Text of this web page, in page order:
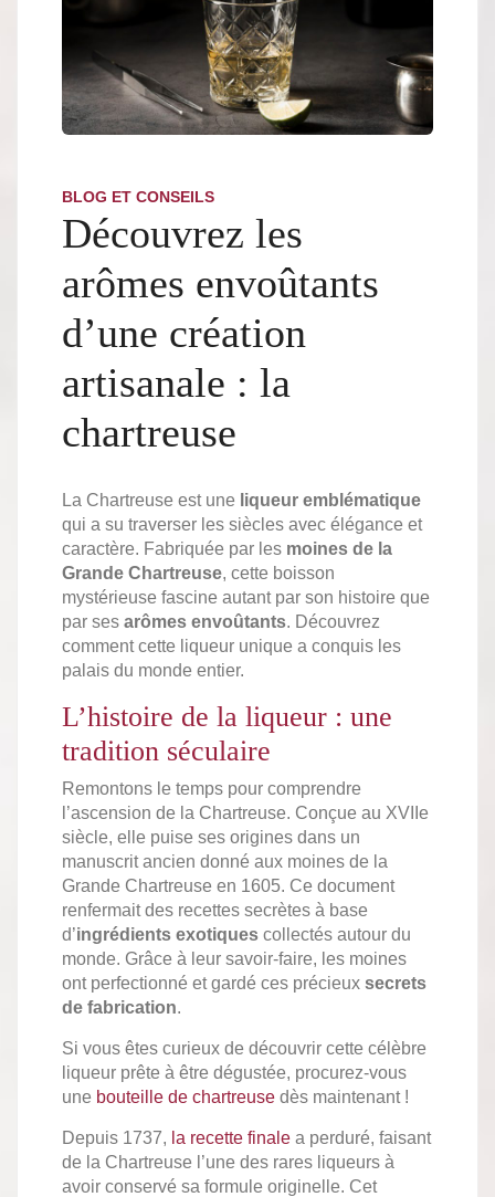
BLOG ET CONSEILS
Découvrez les
arômes envoûtants
d’une création
artisanale : la
chartreuse
La Chartreuse est une liqueur emblématique
qui a su traverser les siècles avec élégance et
caractère. Fabriquée par les moines de la
Grande Chartreuse, cette boisson
mystérieuse fascine autant par son histoire que
par ses arômes envoûtants. Découvrez
comment cette liqueur unique a conquis les
palais du monde entier.
L’histoire de la liqueur : une
tradition séculaire
Remontons le temps pour comprendre
l’ascension de la Chartreuse. Conçue au XVIIe
siècle, elle puise ses origines dans un
manuscrit ancien donné aux moines de la
Grande Chartreuse en 1605. Ce document
renfermait des recettes secrètes à base
d’ingrédients exotiques collectés autour du
monde. Grâce à leur savoir-faire, les moines
ont perfectionné et gardé ces précieux secrets
de fabrication.
Si vous êtes curieux de découvrir cette célèbre
liqueur prête à être dégustée, procurez-vous
une bouteille de chartreuse dès maintenant !
Depuis 1737, la recette finale a perduré, faisant
de la Chartreuse l’une des rares liqueurs à
avoir conservé sa formule originelle. Cet